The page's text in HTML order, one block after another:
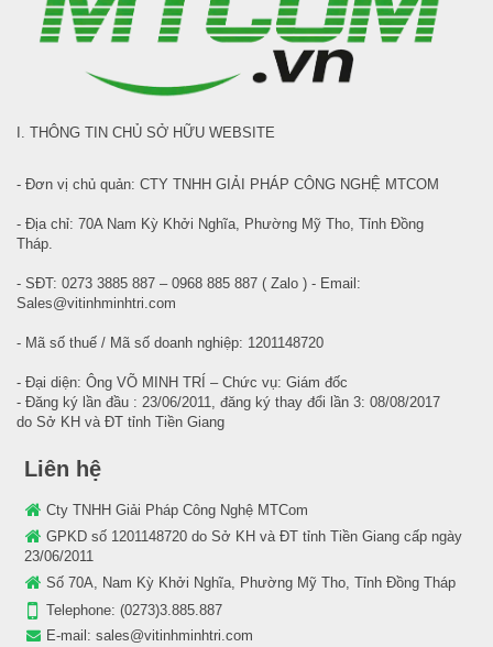
I. THÔNG TIN CHỦ SỞ HỮU WEBSITE
- Đơn vị chủ quản: CTY TNHH GIẢI PHÁP CÔNG NGHỆ MTCOM
- Địa chỉ: 70A Nam Kỳ Khởi Nghĩa, Phường Mỹ Tho, Tỉnh Đồng
Tháp.
- SĐT: 0273 3885 887 – 0968 885 887 ( Zalo ) - Email:
Sales@vitinhminhtri.com
- Mã số thuế / Mã số doanh nghiệp: 1201148720
- Đại diện: Ông VÕ MINH TRÍ – Chức vụ: Giám đốc
- Đăng ký lần đầu : 23/06/2011, đăng ký thay đổi lần 3: 08/08/2017
do Sở KH và ĐT tỉnh Tiền Giang
Liên hệ
Cty TNHH Giải Pháp Công Nghệ MTCom
GPKD số 1201148720 do Sở KH và ĐT tỉnh Tiền Giang cấp ngày
23/06/2011
Số 70A, Nam Kỳ Khởi Nghĩa, Phường Mỹ Tho, Tỉnh Đồng Tháp
Telephone: (0273)3.885.887
E-mail: sales@vitinhminhtri.com